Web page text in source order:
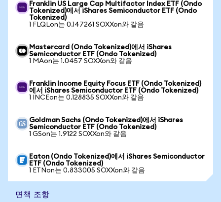
Franklin US Large Cap Multifactor Index ETF (Ondo
Tokenized)에서 iShares Semiconductor ETF (Ondo
Tokenized)
1 FLQLon는 0.147261 SOXXon와 같음
Mastercard (Ondo Tokenized)에서 iShares
Semiconductor ETF (Ondo Tokenized)
1 MAon는 1.0457 SOXXon와 같음
Franklin Income Equity Focus ETF (Ondo Tokenized)
에서 iShares Semiconductor ETF (Ondo Tokenized)
1 INCEon는 0.128835 SOXXon와 같음
Goldman Sachs (Ondo Tokenized)에서 iShares
Semiconductor ETF (Ondo Tokenized)
1 GSon는 1.9122 SOXXon와 같음
Eaton (Ondo Tokenized)에서 iShares Semiconductor
ETF (Ondo Tokenized)
1 ETNon는 0.833005 SOXXon와 같음
면책 조항